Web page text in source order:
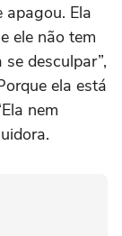
apagou. Ela
ele não tem
desculpar”,
ela está
nem